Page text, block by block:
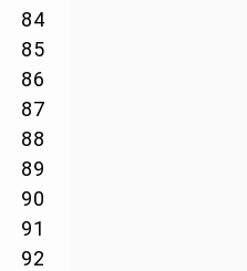
84
85
86
87
88
89
90
91
92